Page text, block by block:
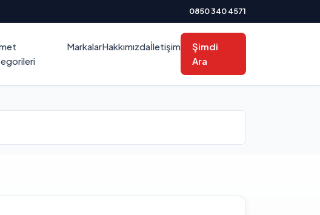
0850 340 4571
MarkalarHakkımızdaİletişim
Şimdi
Ara